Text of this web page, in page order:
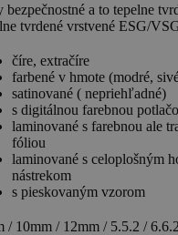
bezpečnostné a to tepelne
tvrdené vrstvené ESG/
číre, extračíre
farbené v hmote (modré,
satinované ( nepriehľadné)
s digitálnou farebnou
laminované s farebnou ale
fóliou
laminované s celoplošným
nástrekom
s pieskovaným vzorom
/ 10mm / 12mm / 5.5.2 /